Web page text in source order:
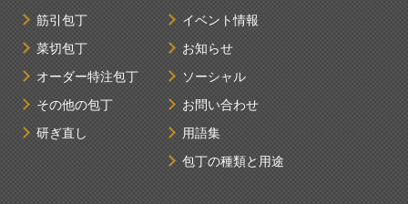
筋引包丁
菜切包丁
オーダー特注包丁
その他の包丁
研ぎ直し
イベント情報
お知らせ
ソーシャル
お問い合わせ
用語集
包丁の種類と用途